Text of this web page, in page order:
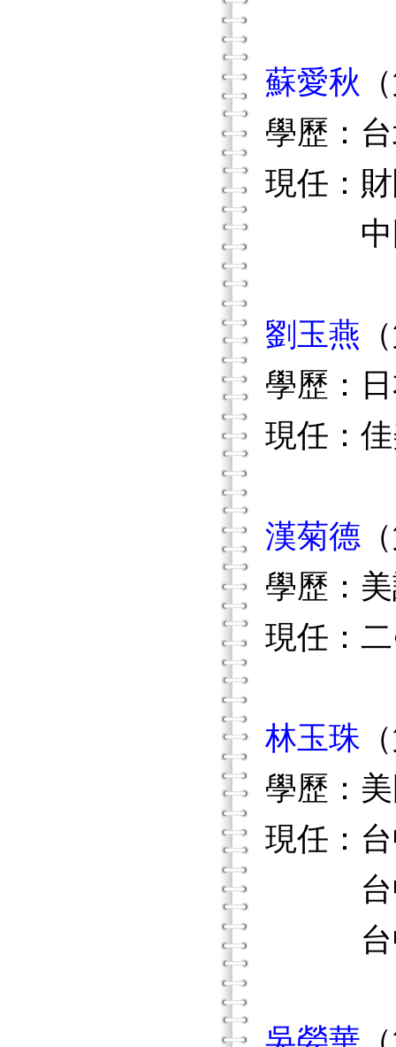
蘇愛秋
學歷：
現任：
中國
劉玉燕
學歷：
現任：
漢菊德
學歷：
現任：
林玉珠
學歷：
現任：
台中
台中